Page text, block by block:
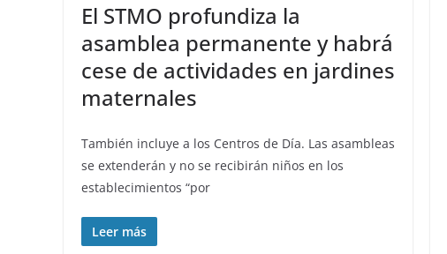
El STMO profundiza la
asamblea permanente y habrá
cese de actividades en jardines
maternales
También incluye a los Centros de Día. Las asambleas
se extenderán y no se recibirán niños en los
establecimientos “por
Leer más